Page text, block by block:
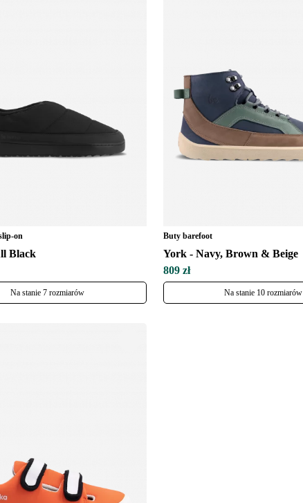
Zmień
on
Black
Na stanie 7 rozmiarów
Buty barefoot
York - Navy, Brown & Beige
809 zł
Na stanie 10 rozmiarów